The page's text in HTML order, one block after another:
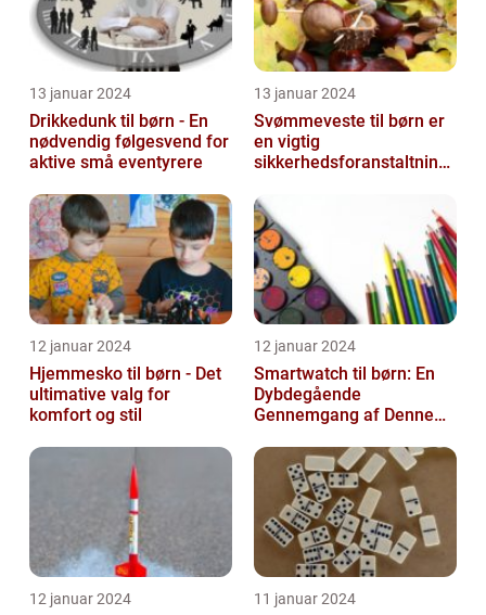
13 januar 2024
Drikkedunk til børn - En
nødvendig følgesvend for
aktive små eventyrere
13 januar 2024
Svømmeveste til børn er
en vigtig
sikkerhedsforanstaltning,
vandaktiviteter
12 januar 2024
Hjemmesko til børn - Det
ultimative valg for
komfort og stil
12 januar 2024
Smartwatch til børn: En
Dybdegående
Gennemgang af Denne
12 januar 2024 11 januar 2024